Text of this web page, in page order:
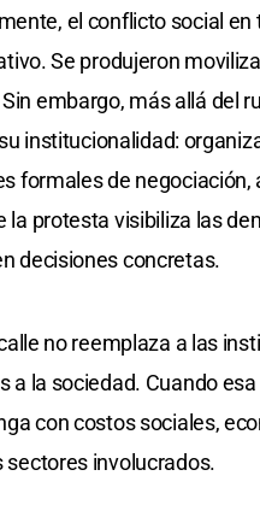
el conflicto social
Se produjeron
embargo, más allá del
institucionalidad:
formales de
protesta visibiliza las
decisiones concretas.
no reemplaza a las
a la sociedad. Cuando
con costos sociales,
sectores involucrados.